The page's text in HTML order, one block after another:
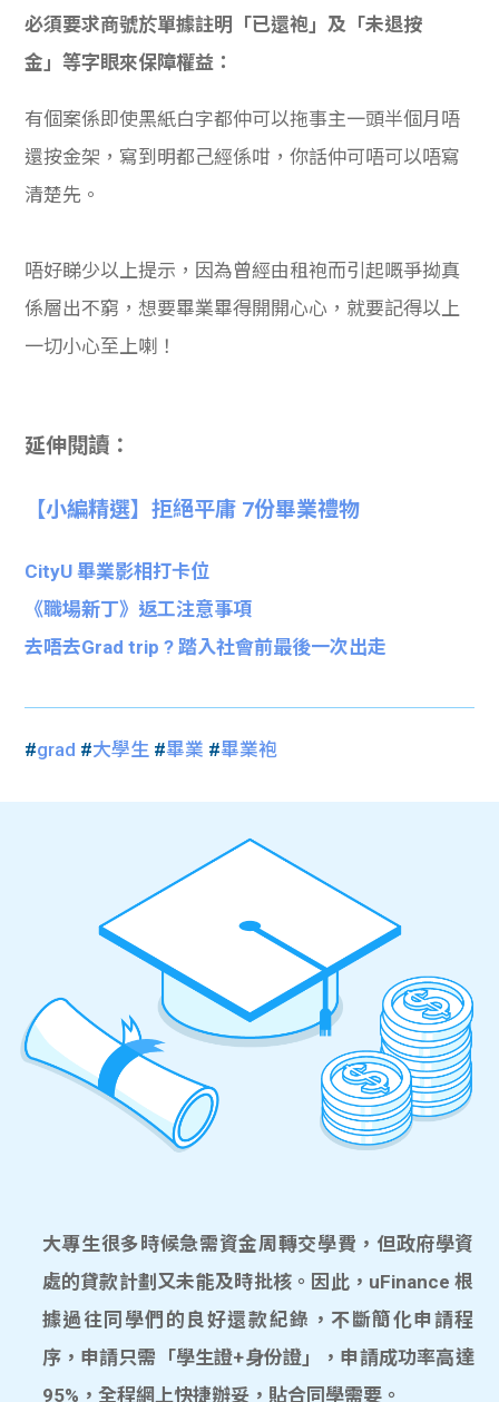
必須要求商號於單據註明「已還袍」及「未退按
金」等字眼來保障權益：
有個案係即使黑紙白字都仲可以拖事主一頭半個月唔
還按金架，寫到明都己經係咁，你話仲可唔可以唔寫
清楚先。
唔好睇少以上提示，因為曾經由租袍而引起嘅爭拗真
係層出不窮，想要畢業畢得開開心心，就要記得以上
一切小心至上喇！
延伸閱讀：
【小編精選】拒絕平庸 7份畢業禮物
CityU 畢業影相打卡位
《職場新丁》返工注意事項
去唔去Grad trip ? 踏入社會前最後一次出走
#grad #大學生 #畢業 #畢業袍
大專生很多時候急需資金周轉交學費，但政府學資
處的貸款計劃又未能及時批核。因此，uFinance 根
據過往同學們的良好還款紀錄，不斷簡化申請程
序，申請只需「學生證+身份證」，申請成功率高達
95%，全程網上快捷辦妥，貼合同學需要。